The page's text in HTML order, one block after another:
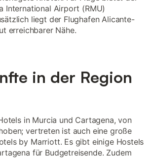
International Airport (RMU)
liegt der Flughafen Alicante-
erreichbarer Nähe.
in der Region
in Murcia und Cartagena, von
vertreten ist auch eine große
by Marriott. Es gibt einige Hostels
für Budgetreisende. Zudem